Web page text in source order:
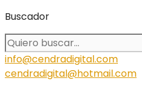
Buscador
info@cendradigital.com
cendradigital@hotmail.com